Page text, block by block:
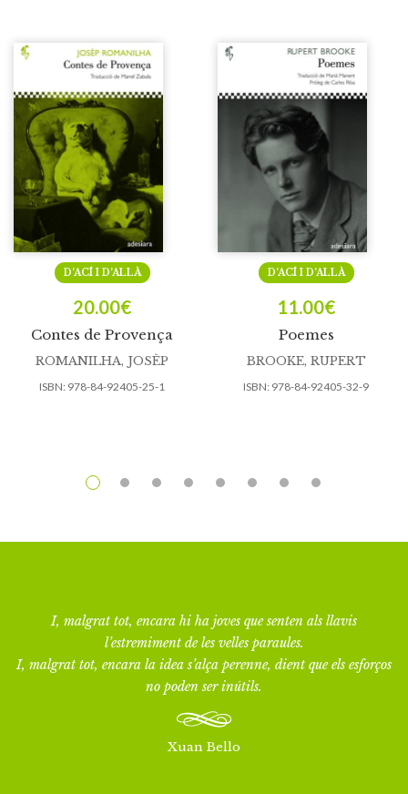
Contes de Provença
D’ACÍ I D’ALLÀ
20.00€
ROMANILHA, JOSÈP
ISBN: 978-84-92405-25-1
Poemes
D’ACÍ I D’ALLÀ
11.00€
BROOKE, RUPERT
ISBN: 978-84-92405-32-9
I, malgrat tot, encara hi ha joves que senten als llavis
l’estremiment de les velles paraules.
I, malgrat tot, encara la idea s’alça perenne, dient que els esforços
no poden ser inútils.
Xuan Bello